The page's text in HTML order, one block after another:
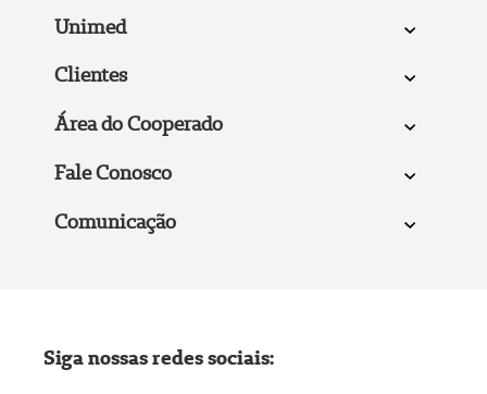
Unimed
Clientes
Área do Cooperado
Fale Conosco
Comunicação
Siga nossas redes sociais: